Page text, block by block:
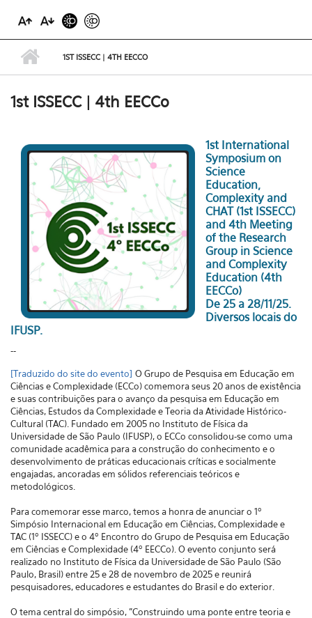
1ST ISSECC | 4TH EECCO
1st ISSECC | 4th EECCo
1st International
Symposium on
Science
Education,
Complexity and
CHAT (1st ISSECC)
and 4th Meeting
of the Research
Group in Science
and Complexity
Education (4th
EECCo)
De 25 a 28/11/25.
Diversos locais do
IFUSP.
--
[Traduzido do site do evento] O Grupo de Pesquisa em Educação em
Ciências e Complexidade (ECCo) comemora seus 20 anos de existência
e suas contribuições para o avanço da pesquisa em Educação em
Ciências, Estudos da Complexidade e Teoria da Atividade Histórico-
Cultural (TAC). Fundado em 2005 no Instituto de Física da
Universidade de São Paulo (IFUSP), o ECCo consolidou-se como uma
comunidade acadêmica para a construção do conhecimento e o
desenvolvimento de práticas educacionais críticas e socialmente
engajadas, ancoradas em sólidos referenciais teóricos e
metodológicos.
Para comemorar esse marco, temos a honra de anunciar o 1º
Simpósio Internacional em Educação em Ciências, Complexidade e
TAC (1º ISSECC) e o 4º Encontro do Grupo de Pesquisa em Educação
em Ciências e Complexidade (4º EECCo). O evento conjunto será
realizado no Instituto de Física da Universidade de São Paulo (São
Paulo, Brasil) entre 25 e 28 de novembro de 2025 e reunirá
pesquisadores, educadores e estudantes do Brasil e do exterior.
O tema central do simpósio, "Construindo uma ponte entre teoria e